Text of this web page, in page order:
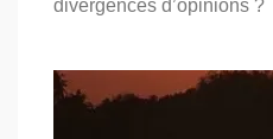
dans
sampradaya
divergences d’opinions ?